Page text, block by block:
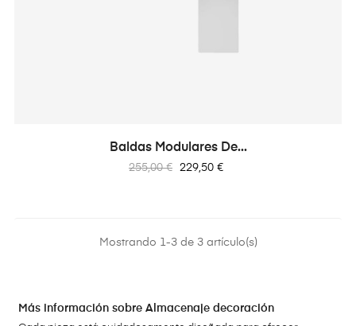
Baldas Modulares De...
Precio
255,00 € Precio
229,50 €
Mostrando 1-3 de 3 artículo(s)
Más información sobre Almacenaje decoración